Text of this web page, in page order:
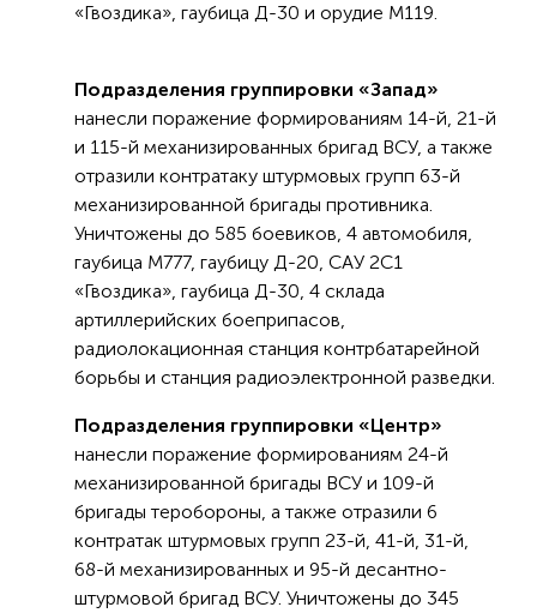
«Гвоздика», гаубица Д-30 и орудие М119.
Подразделения группировки «Запад»
нанесли поражение формированиям 14-й, 21-й
и 115-й механизированных бригад ВСУ, а также
отразили контратаку штурмовых групп 63-й
механизированной бригады противника.
Уничтожены до 585 боевиков, 4 автомобиля,
гаубица М777, гаубицу Д-20, САУ 2С1
«Гвоздика», гаубица Д-30, 4 склада
артиллерийских боеприпасов,
радиолокационная станция контрбатарейной
борьбы и станция радиоэлектронной разведки.
Подразделения группировки «Центр»
нанесли поражение формированиям 24-й
механизированной бригады ВСУ и 109-й
бригады теробороны, а также отразили 6
контратак штурмовых групп 23-й, 41-й, 31-й,
68-й механизированных и 95-й десантно-
штурмовой бригад ВСУ. Уничтожены до 345